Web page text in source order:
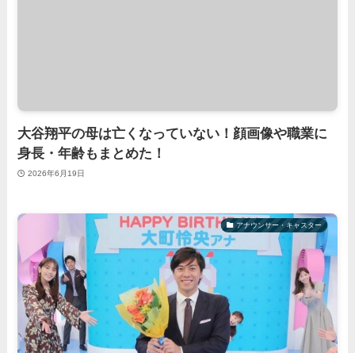
大谷翔平の母は亡くなっていない！顔画像や職業に
身長・年齢もまとめた！
2026年6月19日
アナウンサー・キャスター